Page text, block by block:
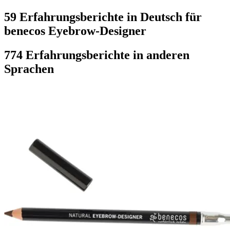
59 Erfahrungsberichte in Deutsch für
benecos Eyebrow-Designer
774 Erfahrungsberichte in anderen
Sprachen